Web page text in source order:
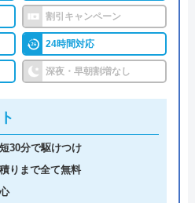
の依頼を受け付けているの
も問題なく利用できます。
19:00～7:00、日・祝日・年
外料金が発生するので、お
ールを調整して依頼するこ
割引キャンペーン
24時間対応
深夜・早朝割増なし
30分で駆けつけ
りまで全て無料